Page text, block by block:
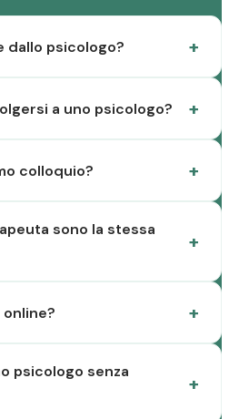
dallo psicologo?
a uno psicologo?
colloquio?
sono la stessa
psicologo senza